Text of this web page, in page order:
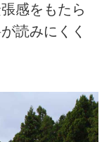
感をもたら
読みにくく